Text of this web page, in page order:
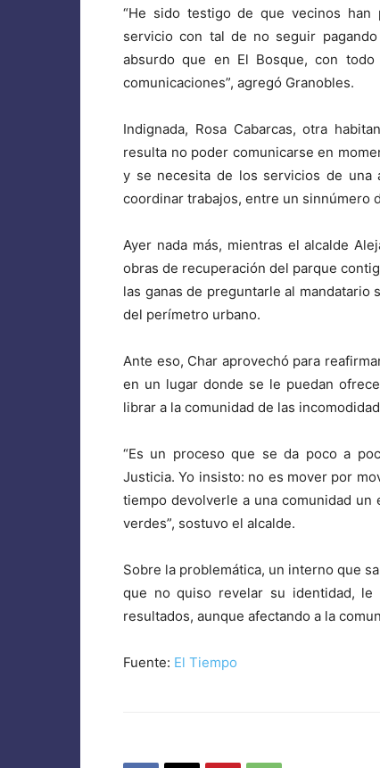
“He sido testigo de que vecinos
servicio con tal de no seguir
absurdo que en El Bosque, con
comunicaciones”, agregó Granobles.
Indignada, Rosa Cabarcas, otra
resulta no poder comunicarse en
y se necesita de los servicios de una
coordinar trabajos, entre un sinnúmero
Ayer nada más, mientras el alcalde
obras de recuperación del parque
las ganas de preguntarle al
del perímetro urbano.
Ante eso, Char aprovechó para
en un lugar donde se le puedan
librar a la comunidad de las
“Es un proceso que se da poco a
Justicia. Yo insisto: no es mover por
tiempo devolverle a una comunidad
verdes”, sostuvo el alcalde.
Sobre la problemática, un interno que
que no quiso revelar su identidad, le
resultados, aunque afectando a la
Fuente: El Tiempo